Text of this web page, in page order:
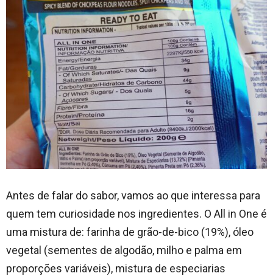
Antes de falar do sabor, vamos ao que interessa para
quem tem curiosidade nos ingredientes. O All in One é
uma mistura de: farinha de grão-de-bico (19%), óleo
vegetal (sementes de algodão, milho e palma em
proporções variáveis), mistura de especiarias